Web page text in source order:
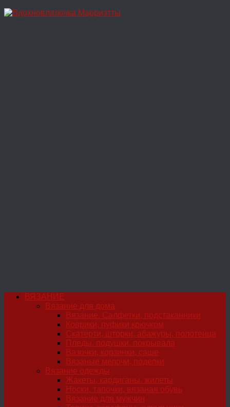
Перейти
ВЯЗАНИЕ
Вязание для дома
Вязание. Салфетки, подстаканники
Коврики, пуфики крючком
Скатерти, шторки, абажуры, полотенца
Пледы, подушки, покрывала
Вазочки, корзинки, саше
Вязаные мелочи, поделки
Вязание одежды
Жакеты, кардиганы, жилеты
Носки, тапочки, вязаная обувь
Вязание для мужчин